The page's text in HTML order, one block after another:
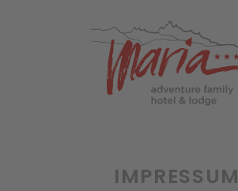
IMPRESSUM